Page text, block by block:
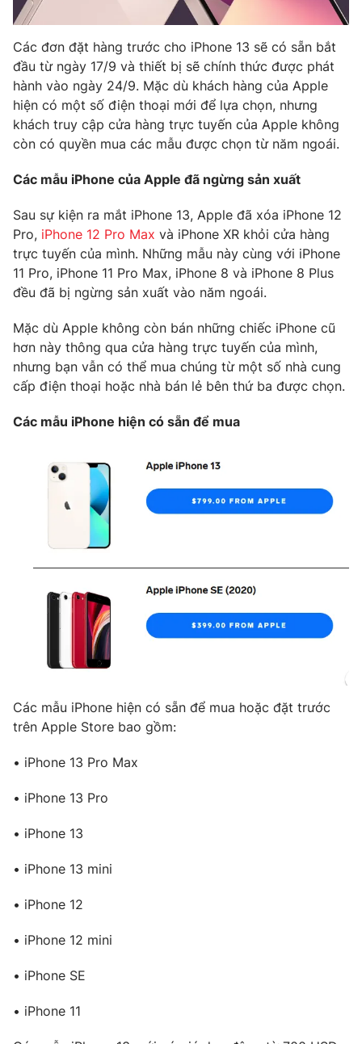
VTV Money VTV Thể thao
VTV Sức khoẻ Bất động sản
Thị trường 24h Tấm lòng Việt
VTV4 Vươn mình bằng AI
VTV9 VTV8
THỜI BÁO VTV
Theo dõi báo trên
Cơ quan chủ quản:
Cơ quan báo chí:Thời báo VTV
Giấy phép hoạt động báo in và báo điện tử số 483/GP-BTTTT
Tổng Biên tập:Vũ Thanh Thủy
Phó Tổng Biên tập:
Nguyễn Thị Mỹ Hạnh, Phạm Quốc Thắng,
Nguyễn Trọng Ninh
Tổng đài VTV:024.38 355 931 - 024.38 355 932
Email:toasoan@vtv.vn
Liên hệ quảng cáo: 024-7300.7108
thuận bằng văn bản. Ghi rõ nguồn VTV.vn khi phát hành lại
Các đơn đặt hàng trước cho iPhone 13 sẽ có sẵn bắt
đầu từ ngày 17/9 và thiết bị sẽ chính thức được phát
hành vào ngày 24/9. Mặc dù khách hàng của Apple
hiện có một số điện thoại mới để lựa chọn, nhưng
khách truy cập cửa hàng trực tuyến của Apple không
còn có quyền mua các mẫu được chọn từ năm ngoái.
Các mẫu iPhone của Apple đã ngừng sản xuất
Sau sự kiện ra mắt iPhone 13, Apple đã xóa iPhone 12
Pro, iPhone 12 Pro Max và iPhone XR khỏi cửa hàng
trực tuyến của mình. Những mẫu này cùng với iPhone
11 Pro, iPhone 11 Pro Max, iPhone 8 và iPhone 8 Plus
đều đã bị ngừng sản xuất vào năm ngoái.
Mặc dù Apple không còn bán những chiếc iPhone cũ
hơn này thông qua cửa hàng trực tuyến của mình,
nhưng bạn vẫn có thể mua chúng từ một số nhà cung
cấp điện thoại hoặc nhà bán lẻ bên thứ ba được chọn.
Các mẫu iPhone hiện có sẵn để mua
Các mẫu iPhone hiện có sẵn để mua hoặc đặt trước
trên Apple Store bao gồm:
• iPhone 13 Pro Max
• iPhone 13 Pro
• iPhone 13
• iPhone 13 mini
• iPhone 12
• iPhone 12 mini
• iPhone SE
• iPhone 11